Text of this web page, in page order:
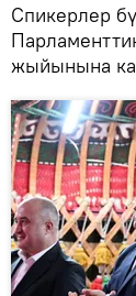
Спикерлер
жыйынына